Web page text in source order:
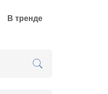
В тренде